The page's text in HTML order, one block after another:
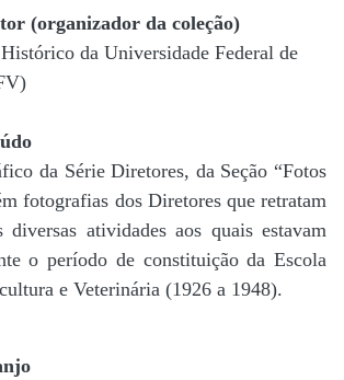
(organizador da coleção)
da Universidade Federal de
da Série Diretores, da Seção “Fotos
fotografias dos Diretores que retratam
atividades aos quais estavam
o período de constituição da Escola
e Veterinária (1926 a 1948).